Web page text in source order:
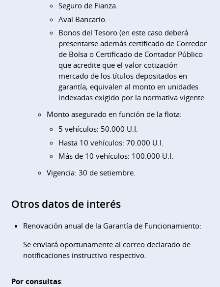
Seguro de Fianza.
Aval Bancario.
Bonos del Tesoro (en este caso deberá
presentarse además certificado de Corredor
de Bolsa o Certificado de Contador Público
que acredite que el valor cotización
mercado de los títulos depositados en
garantía, equivalen al monto en unidades
indexadas exigido por la normativa vigente.
Monto asegurado en función de la flota:
5 vehículos: 50.000 U.I.
Hasta 10 vehículos: 70.000 U.I.
Más de 10 vehículos: 100.000 U.I.
Vigencia: 30 de setiembre.
Otros datos de interés
Renovación anual de la Garantía de Funcionamiento:
Se enviará oportunamente al correo declarado de
notificaciones instructivo respectivo.
Por consultas: